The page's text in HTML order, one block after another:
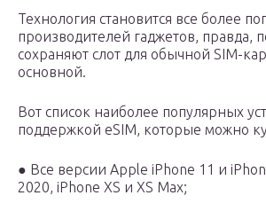
Технология становится все более
производителей гаджетов, правда,
сохраняют слот для обычной SIM-
основной.
Вот список наиболее популярных
поддержкой eSIM, которые можно
● Все версии Apple iPhone 11 и
2020, iPhone XS и XS Max;